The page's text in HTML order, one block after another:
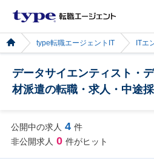
type転職エージェントIT ITエ
データサイエンティスト・
材派遣の転職・求人・中途
公開中の求人 4 件
非公開求人 0 件がヒット